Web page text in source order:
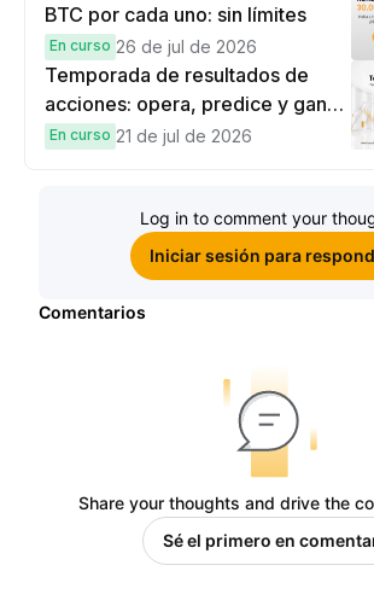
BTC por cada uno: sin límites
En curso 26 de jul de 2026
Temporada de resultados de
acciones: opera, predice y gana
una Cybertruck.
En curso 21 de jul de 2026
Log in to comment your
Iniciar sesión para
Comentarios
Share your thoughts and drive the
Sé el primero en